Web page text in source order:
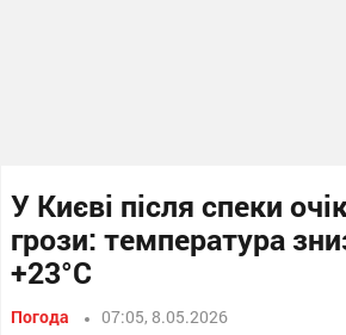
У Києві після спеки
грози: температура
+23°C
Погода 07:05, 8.05.2026